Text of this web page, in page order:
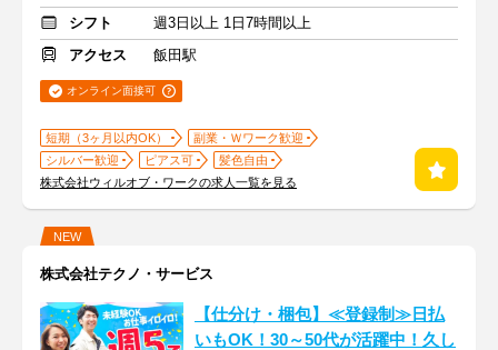
シフト
週3日以上 1日7時間以上
アクセス
飯田駅
オンライン面接可
短期（3ヶ月以内OK）
副業・Ｗワーク歓迎
シルバー歓迎
ピアス可
髪色自由
株式会社ウィルオブ・ワークの求人一覧を見る
NEW
株式会社テクノ・サービス
【仕分け・梱包】≪登録制≫日払
いもOK！30～50代が活躍中！久し